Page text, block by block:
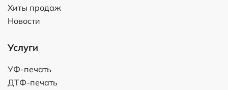
Хиты продаж
Новости
Услуги
УФ-печать
ДТФ-печать